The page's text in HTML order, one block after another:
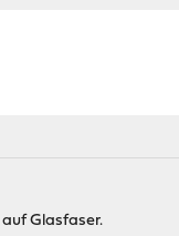
auf Glasfaser.